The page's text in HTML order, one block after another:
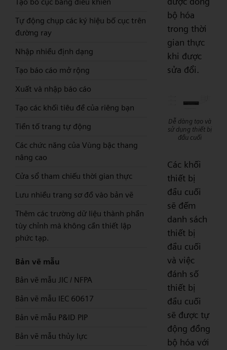
Tự động chụp các ký hiệu bố cục trên
đường ray
Nhập nhiều định dạng
Tạo báo cáo mở rộng
Xuất và nhập báo cáo
Tạo các khối tiêu đề của riêng bạn
Tiền tố trang tự động
Các chức năng của Vùng bậc thang
nâng cao
Cửa sổ tham chiếu thời gian thực
Lưu nhiều trang sơ đồ vào bản vẽ
Thêm các trường dữ liệu thành phần
tùy chỉnh mà không cần thiết lập
phức tạp.
Bản vẽ mẫu
Bản vẽ mẫu JIC / NFPA
Bản vẽ mẫu IEC 60617
Bản vẽ mẫu P&ID PIP
Bản vẽ mẫu thủy lực
bộ hóa
trong thời
gian thực
khi được
sửa đổi.
Dễ dàng tạo và
sử dụng thiết bị
đầu cuối
Các khối
thiết bị
đầu cuối
sẽ đếm
danh sách
thiết bị
đầu cuối
và việc
đánh số
thiết bị
đầu cuối
sẽ được tự
động đồng
bộ hóa với